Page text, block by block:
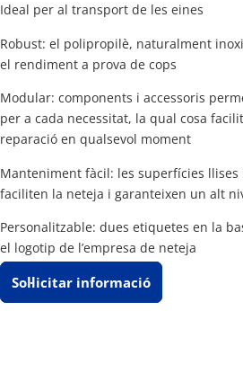
Ideal per al transport de les eines
Robust: el polipropilè, naturalment
el rendiment a prova de cops
Modular: components i accessoris
per a cada necessitat, la qual cosa
reparació en qualsevol moment
Manteniment fàcil: les superfícies llises
faciliten la neteja i garanteixen un alt
Personalitzable: dues etiquetes en la
el logotip de l’empresa de neteja
Sol·licitar informació